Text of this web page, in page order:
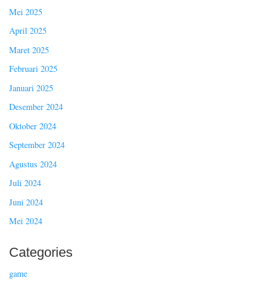
Mei 2025
April 2025
Maret 2025
Februari 2025
Januari 2025
Desember 2024
Oktober 2024
September 2024
Agustus 2024
Juli 2024
Juni 2024
Mei 2024
Categories
game